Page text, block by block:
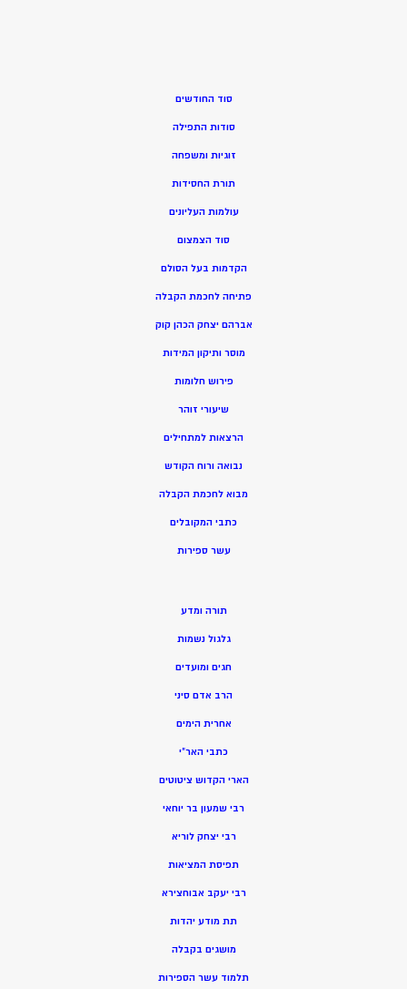
סוד החודשים
סודות התפילה
זוגיות ומשפחה
תורת החסידות
עולמות העליונים
סוד הצמצום
הקדמות בעל הסולם
פתיחה לחכמת הקבלה
אברהם יצחק הכהן קוק
מוסר ותיקון המידות
פירוש חלומות
שיעורי זוהר
הרצאות למתחילים
נבואה ורוח הקודש
מבוא לחכמת הקבלה
כתבי המקובלים
עשר ספירות
תורה ומדע
גלגול נשמות
חגים ומועדים
הרב אדם סיני
אחרית הימים
כתבי האר”י
הארי הקדוש ציטוטים
רבי שמעון בר יוחאי
רבי יצחק לוריא
תפיסת המציאות
רבי יעקב אבוחצירא
תת מודע יהדות
מושגים בקבלה
תלמוד עשר הספירות